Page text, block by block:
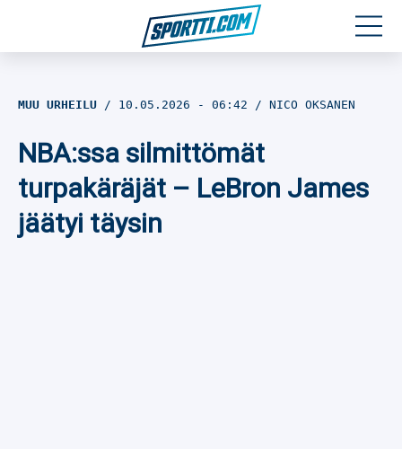
Jalkapallo
Yleisurheilu
MUU URHEILU 10.05.2026 - 06:42 NICO OKSANEN
NBA:ssa silmittömät
turpakäräjät – LeBron James
jäätyi täysin